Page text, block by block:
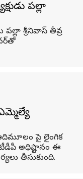
పల్లా
పల్లా శ్రీనివాస్ తీవ్ర
పై లైంగిక
అధిష్టానం ఈ
తీసుకుంది.